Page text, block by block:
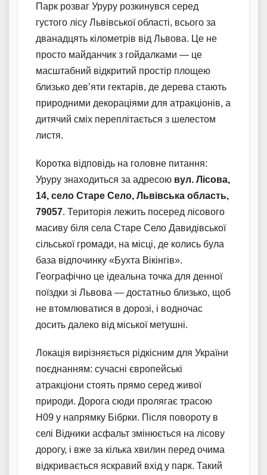
Парк розваг Уруру розкинувся серед
густого лісу Львівської області, всього за
дванадцять кілометрів від Львова. Це не
просто майданчик з гойдалками — це
масштабний відкритий простір площею
близько дев’яти гектарів, де дерева стають
природними декораціями для атракціонів, а
дитячий сміх переплітається з шелестом
листя.
Коротка відповідь на головне питання:
Уруру знаходиться за адресою вул. Лісова,
14, село Старе Село, Львівська область,
79057. Територія лежить посеред лісового
масиву біля села Старе Село Давидівської
сільської громади, на місці, де колись була
база відпочинку «Бухта Вікінгів».
Географічно це ідеальна точка для денної
поїздки зі Львова — достатньо близько, щоб
не втомлюватися в дорозі, і водночас
досить далеко від міської метушні.
Локація вирізняється рідкісним для України
поєднанням: сучасні європейські
атракціони стоять прямо серед живої
природи. Дорога сюди пролягає трасою
Н09 у напрямку Бібрки. Після повороту в
селі Відники асфальт змінюється на лісову
дорогу, і вже за кілька хвилин перед очима
відкривається яскравий вхід у парк. Такий